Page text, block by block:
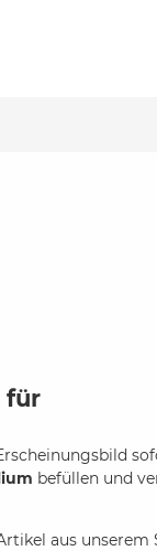
für
befüllen und
aus